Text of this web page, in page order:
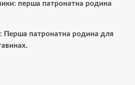
перша патронатна родина
Перша патронатна родина для